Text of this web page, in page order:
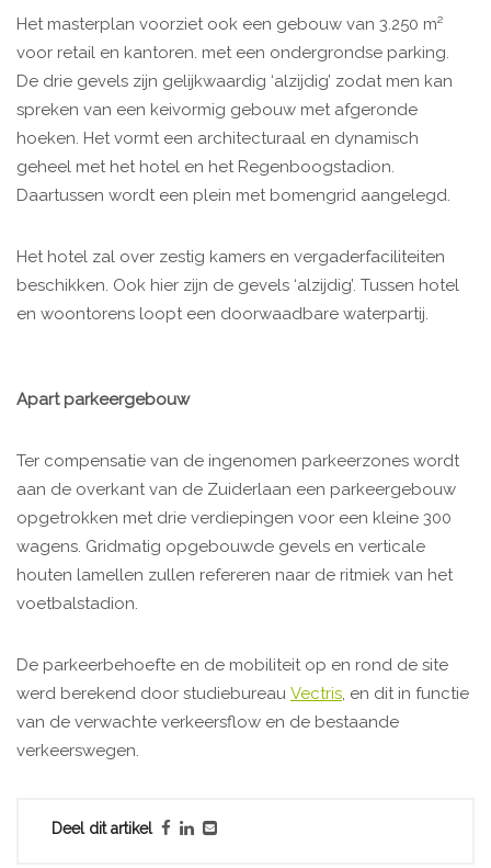
Het masterplan voorziet ook een gebouw van 3.250 m²
voor retail en kantoren. met een ondergrondse parking.
De drie gevels zijn gelijkwaardig ‘alzijdig’ zodat men kan
spreken van een keivormig gebouw met afgeronde
hoeken. Het vormt een architecturaal en dynamisch
geheel met het hotel en het Regenboogstadion.
Daartussen wordt een plein met bomengrid aangelegd.
Het hotel zal over zestig kamers en vergaderfaciliteiten
beschikken. Ook hier zijn de gevels ‘alzijdig’. Tussen hotel
en woontorens loopt een doorwaadbare waterpartij.
Apart parkeergebouw
Ter compensatie van de ingenomen parkeerzones wordt
aan de overkant van de Zuiderlaan een parkeergebouw
opgetrokken met drie verdiepingen voor een kleine 300
wagens. Gridmatig opgebouwde gevels en verticale
houten lamellen zullen refereren naar de ritmiek van het
voetbalstadion.
De parkeerbehoefte en de mobiliteit op en rond de site
werd berekend door studiebureau Vectris, en dit in functie
van de verwachte verkeersflow en de bestaande
verkeerswegen.
Deel dit artikel